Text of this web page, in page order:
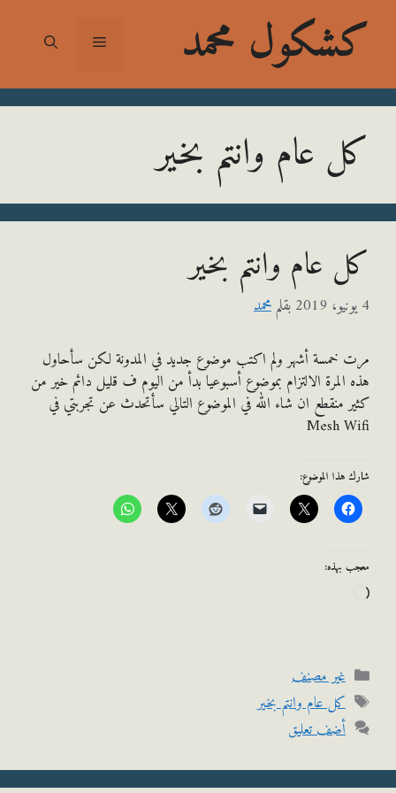
محمد
عام وانتم بخير
وانتم بخير
بقلممحمد
خمسة أشهر ولم اكتب موضوع جديد في المدونة لكن سأحاول
الالتزام بموضوع أسبوعيا بدأ من اليوم ف قليل دائم خير من
منقطع ان شاء الله في الموضوع التالي سأتحدث عن تجربتي في
Mesh
الموضوع:
التصنيفات
غير مصنف
الوسوم
كل عام وانتم بخير
أضف تعليق